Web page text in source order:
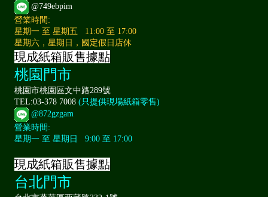
@749ebpim
營業時間:
星期一 至 星期五 11:00 至 17:00
星期六，星期日，國定假日店休
現成紙箱販售據點
桃園門市
桃園市桃園區文中路289號
TEL:03-378 7008 (只提供現場紙箱零售)
@872gzgam
營業時間:
星期一 至 星期日 9:00 至 17:00
現成紙箱販售據點
台北門市